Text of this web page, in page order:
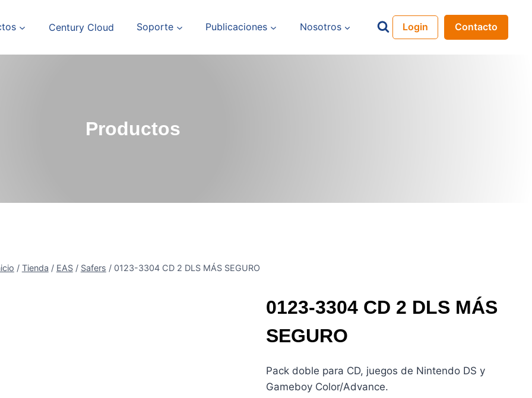
Century Cloud Soporte Publicaciones Nosotros Login Contacto
Productos
/ Tienda / EAS / Safers / 0123-3304 CD 2 DLS MÁS SEGURO
0123-3304 CD 2 DLS MÁS
SEGURO
Pack doble para CD, juegos de Nintendo DS y
Gameboy Color/Advance.